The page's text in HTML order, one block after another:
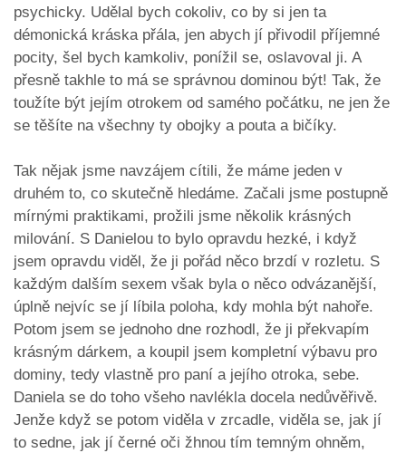
psychicky. Udělal bych cokoliv, co by si jen ta
démonická kráska přála, jen abych jí přivodil příjemné
pocity, šel bych kamkoliv, ponížil se, oslavoval ji. A
přesně takhle to má se správnou dominou být! Tak, že
toužíte být jejím otrokem od samého počátku, ne jen že
se těšíte na všechny ty obojky a pouta a bičíky.
Tak nějak jsme navzájem cítili, že máme jeden v
druhém to, co skutečně hledáme. Začali jsme postupně
mírnými praktikami, prožili jsme několik krásných
milování. S Danielou to bylo opravdu hezké, i když
jsem opravdu viděl, že ji pořád něco brzdí v rozletu. S
každým dalším sexem však byla o něco odvázanější,
úplně nejvíc se jí líbila poloha, kdy mohla být nahoře.
Potom jsem se jednoho dne rozhodl, že ji překvapím
krásným dárkem, a koupil jsem kompletní výbavu pro
dominy, tedy vlastně pro paní a jejího otroka, sebe.
Daniela se do toho všeho navlékla docela nedůvěřivě.
Jenže když se potom viděla v zrcadle, viděla se, jak jí
to sedne, jak jí černé oči žhnou tím temným ohněm,